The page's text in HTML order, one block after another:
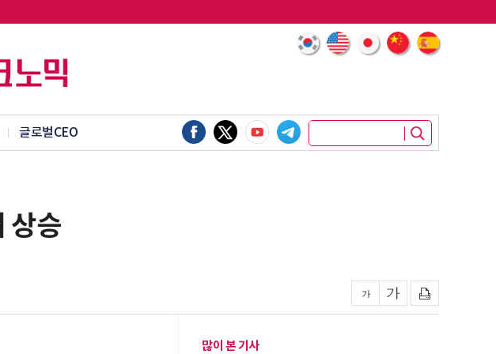
글로벌CEO
상승
많이 본 기사